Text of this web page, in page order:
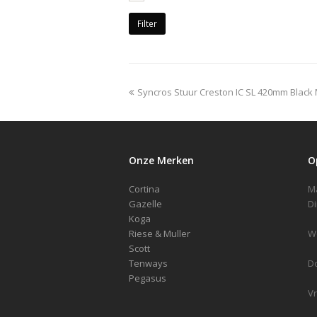
Filter
previous
Syncros Stuur Creston IC SL 420mm Black
Onze Merken
Cortina
Gazelle
Koga
Riese & Muller
Scott
Tenways
Pegasus